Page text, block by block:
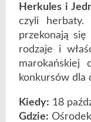
Herkules i
czyli herbaty.
przekonają
rodzaje i
marokańskiej
konkursów dla
Kiedy: 18
Gdzie: